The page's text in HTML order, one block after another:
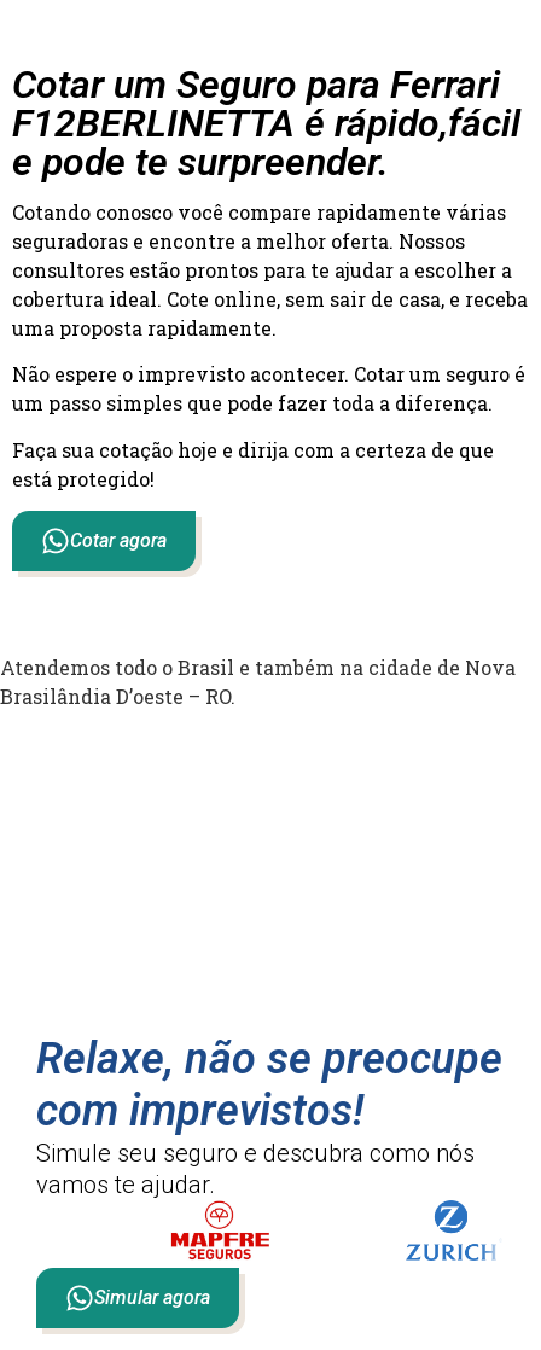
Cotar um Seguro para Ferrari
F12BERLINETTA é rápido,fácil
e pode te surpreender.
Cotando conosco você compare rapidamente várias
seguradoras e encontre a melhor oferta. Nossos
consultores estão prontos para te ajudar a escolher a
cobertura ideal. Cote online, sem sair de casa, e receba
uma proposta rapidamente.
Não espere o imprevisto acontecer. Cotar um seguro é
um passo simples que pode fazer toda a diferença.
Faça sua cotação hoje e dirija com a certeza de que
está protegido!
Cotar agora
Atendemos todo o Brasil e também na cidade de Nova
Brasilândia D’oeste – RO.
Relaxe, não se preocupe
com imprevistos!
Simule seu seguro e descubra como nós
vamos te ajudar.
Simular agora